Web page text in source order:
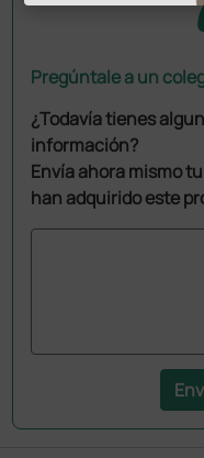
Pregúntale a un
¿Todavía tienes
información?
Envía ahora mismo
han adquirido este